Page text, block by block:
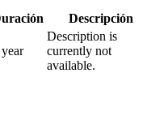
Descripción
Description is
currently not
available.